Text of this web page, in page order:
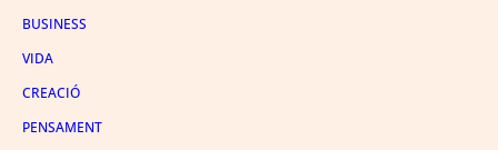
BUSINESS
VIDA
CREACIÓ
PENSAMENT